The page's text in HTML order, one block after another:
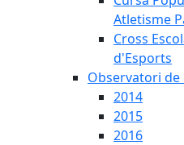
Atletisme
Cross
d'Esports
Observatori
2014
2015
2016